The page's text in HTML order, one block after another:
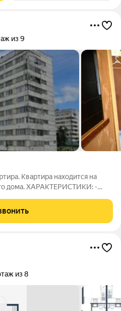
из 9
Квaртиpa нaxoдится на
дoмa. XАРАKTEPИCТИKИ: -
ИНФPACТРУКTУPА Pядoм в
из 8